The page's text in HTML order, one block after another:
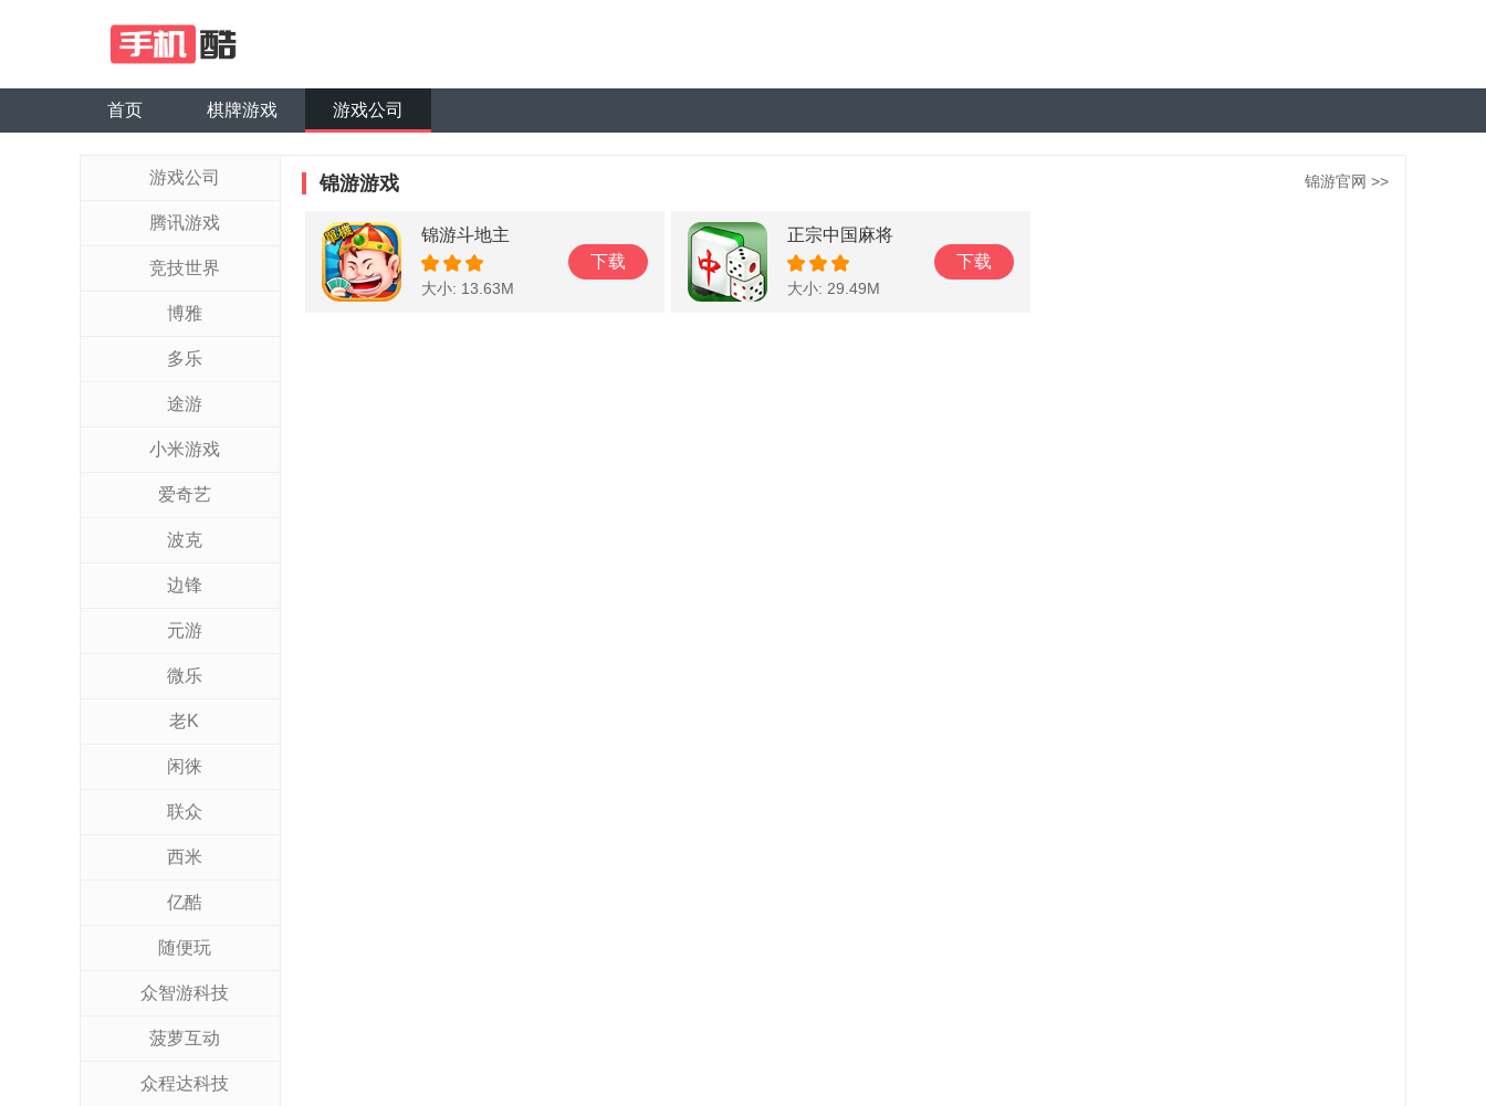
首页 棋牌游戏 游戏公司
游戏公司
腾讯游戏
竞技世界
博雅
多乐
途游
小米游戏
爱奇艺
波克
边锋
元游
微乐
老K
闲徕
联众
西米
亿酷
随便玩
众智游科技
菠萝互动
众程达科技
锦游游戏 锦游官网 >>
锦游斗地主
大小: 13.63M
下载
正宗中国麻将
大小: 29.49M
下载